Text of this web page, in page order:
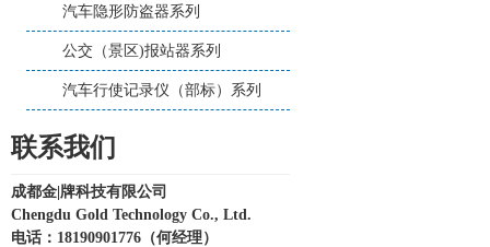
汽车隐形防盗器系列
公交（景区)报站器系列
汽车行使记录仪（部标）系列
联系我们
成都金|牌科技有限公司
Chengdu Gold Technology Co., Ltd.
电话：18190901776（何经理）